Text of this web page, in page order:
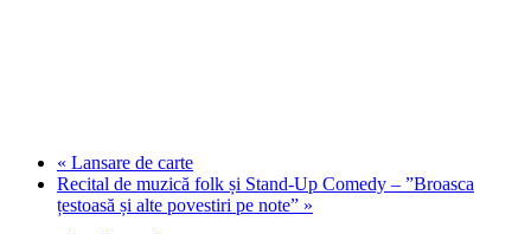
« Lansare de carte
Recital de muzică folk și Stand-Up Comedy – ”Broasca
țestoasă și alte povestiri pe note” »